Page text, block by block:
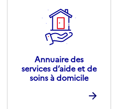
Annuaire des
services d’aide et de
soins à domicile